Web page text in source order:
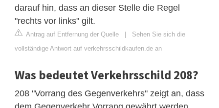
darauf hin, dass an dieser Stelle die Regel
"rechts vor links" gilt.
Antrag auf Entfernung der Quelle | Sehen Sie sich die
vollständige Antwort auf verkehrsschildkaufen.de an
Was bedeutet Verkehrsschild 208?
208 "Vorrang des Gegenverkehrs" zeigt an, dass